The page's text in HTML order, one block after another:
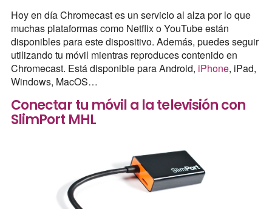
Hoy en día Chromecast es un servicio al alza por lo que
muchas plataformas como Netflix o YouTube están
disponibles para este dispositivo. Además, puedes seguir
utilizando tu móvil mientras reproduces contenido en
Chromecast. Está disponible para Android, iPhone, iPad,
Windows, MacOS…
Conectar tu móvil a la televisión con
SlimPort MHL